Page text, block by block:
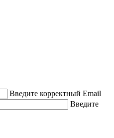
Введите корректный Email
Введите